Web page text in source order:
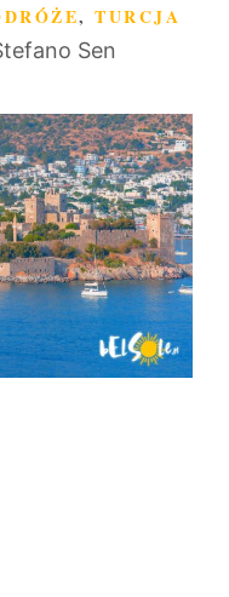
,TURCJA
Sen